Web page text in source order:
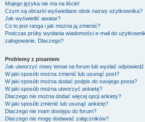
Mojego języka nie ma na liście!
Czym są obrazki wyświetlane obok nazwy użytkownika?
Jak wyświetlić awatar?
Co to jest ranga i jak można ją zmienić?
Podczas próby wysłania wiadomości e-mail do
zalogowanie. Dlaczego?
Problemy z pisaniem
Jak utworzyć nowy temat na forum lub wysłać
W jaki sposób można zmienić lub usunąć post?
W jaki sposób można dodać podpis do swojego posta?
W jaki sposób można utworzyć ankietę?
Dlaczego nie można dodać więcej opcji ankiety?
W jaki sposób zmienić lub usunąć ankietę?
Dlaczego nie mam dostępu do forum?
Dlaczego nie mogę dodawać załączników?